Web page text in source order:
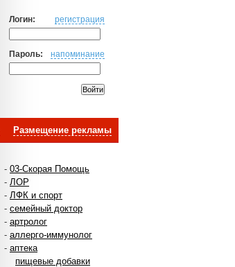
Логин: регистрация
Пароль: напоминание
Размещение рекламы
- 03-Скорая Помощь
- ЛОР
- ЛФК и спорт
- семейный доктор
- артролог
- аллерго-иммунолог
- аптека
пищевые добавки